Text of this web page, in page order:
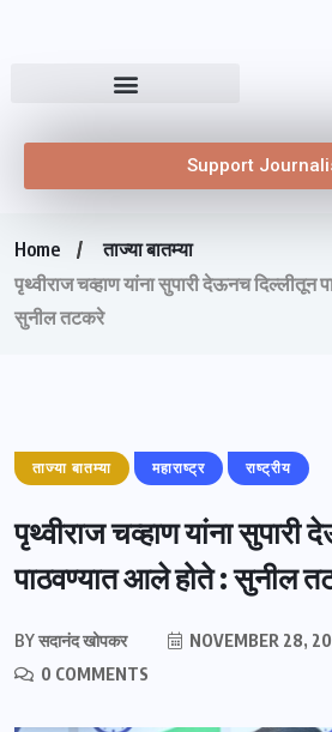
Support
Home
ताज्या बातम्या
पृथ्वीराज चव्हाण यांना सुपारी देऊनच दिल्लीतून
सुनील तटकरे
ताज्या बातम्या महाराष्ट्र राष्ट्रीय
पृथ्वीराज चव्हाण यांना सुपारी
पाठवण्यात आले होते : सुनील
BYसदानंद खोपकर
NOVEMBER 28,
0 COMMENTS